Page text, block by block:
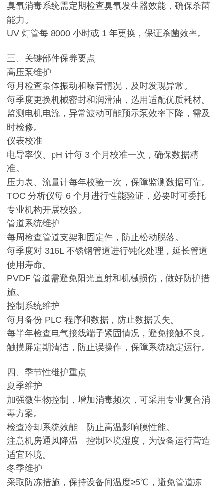
臭氧消毒系统需定期检查臭氧发生器效能，确保杀菌
能力。
UV 灯管每 8000 小时或 1 年更换，保证杀菌效率。
三、关键部件保养要点
高压泵维护
每月检查泵体振动和噪音情况，及时发现异常。
每季度更换机械密封和润滑油，选用适配优质耗材。
监测电机电流，异常波动可能预示泵效率下降，需及
时检修。
仪表校准
电导率仪、pH 计每 3 个月校准一次，确保数据精
准。
压力表、流量计每年校验一次，保障监测数据可靠。
TOC 分析仪每 6 个月进行性能验证，必要时可委托
专业机构开展校验。
管道系统维护
每周检查管道支架和固定件，防止松动脱落。
每季度对 316L 不锈钢管道进行钝化处理，延长管道
使用寿命。
PVDF 管道需避免阳光直射和机械损伤，做好防护措
施。
控制系统维护
每月备份 PLC 程序和数据，防止数据丢失。
每半年检查电气接线端子紧固情况，避免接触不良。
触摸屏定期清洁，防止误操作，保障系统稳定运行。
四、季节性维护重点
夏季维护
加强微生物控制，增加消毒频次，可采用专业复合消
毒方案。
检查冷却系统效能，防止高温影响膜性能。
注意机房通风降温，控制环境湿度，为设备运行营造
适宜环境。
冬季维护
采取防冻措施，保持设备间温度≥5℃，避免管道冻